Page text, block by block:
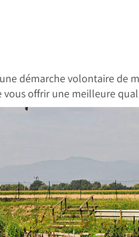
démarche volontaire de
vous offrir une meilleure